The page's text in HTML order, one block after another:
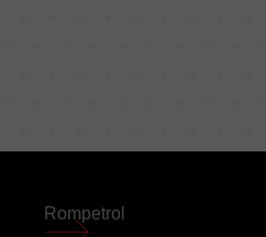
SUBSOL
Rompetrol